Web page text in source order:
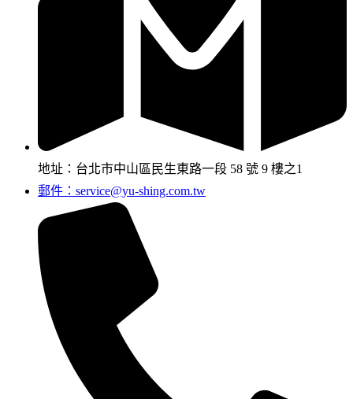
地址：台北市中山區民生東路一段 58 號 9 樓之1
郵件：service@yu-shing.com.tw